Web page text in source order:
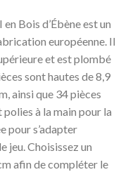
Bois d’Ébène est un
européenne. Il
et est plombé
sont hautes de 8,9
ainsi que 34 pièces
à la main pour la
pour s’adapter
jeu. Choisissez un
afin de compléter le